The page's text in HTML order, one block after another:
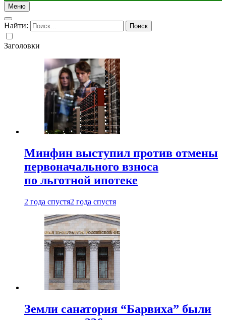
Меню
Найти:
Заголовки
Минфин выступил против отмены
первоначального взноса
по льготной ипотеке
2 года спустя2 года спустя
Земли санатория “Барвиха” были